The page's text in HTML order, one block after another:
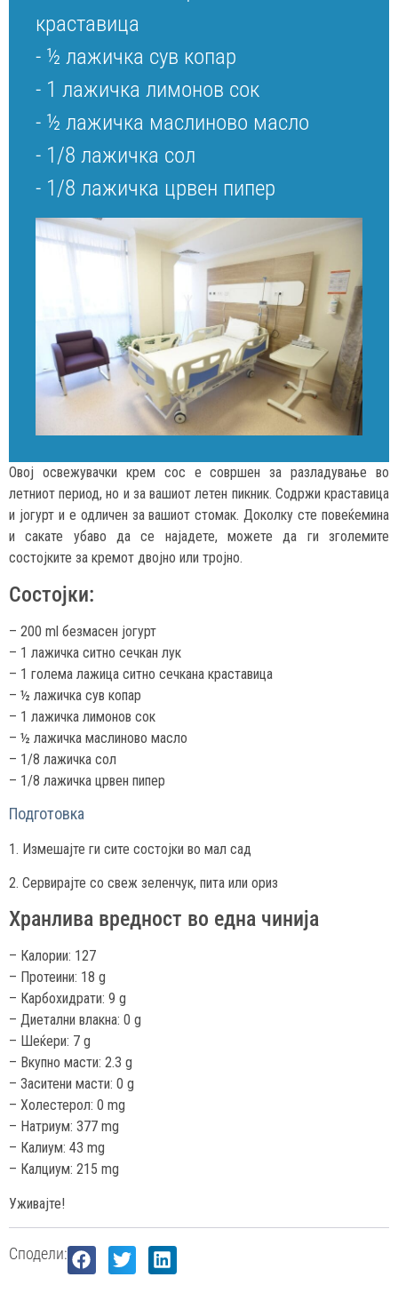
краставица
- ½ лажичка сув копар
- 1 лажичка лимонов сок
- ½ лажичка маслиново масло
- 1/8 лажичка сол
- 1/8 лажичка црвен пипер
Овој освежувачки крем сос е совршен за разладување во
летниот период, но и за вашиот летен пикник. Содржи краставица
и јогурт и е одличен за вашиот стомак. Доколку сте повеќемина
и сакате убаво да се најадете, можете да ги зголемите
состојките за кремот двојно или тројно.
Состојки:
– 200 ml безмасен јогурт
– 1 лажичка ситно сечкан лук
– 1 голема лажица ситно сечкана краставица
– ½ лажичка сув копар
– 1 лажичка лимонов сок
– ½ лажичка маслиново масло
– 1/8 лажичка сол
– 1/8 лажичка црвен пипер
Подготовка
1. Измешајте ги сите состојки во мал сад
2. Сервирајте со свеж зеленчук, пита или ориз
Хранлива вредност во една чинија
– Калории: 127
– Протеини: 18 g
– Карбохидрати: 9 g
– Диетални влакна: 0 g
– Шеќери: 7 g
– Вкупно масти: 2.3 g
– Заситени масти: 0 g
– Холестерол: 0 mg
– Натриум: 377 mg
– Калиум: 43 mg
– Калциум: 215 mg
Уживајте!
Сподели: